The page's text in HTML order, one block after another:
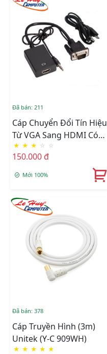
Đã bán: 211
Cáp Chuyển Đổi Tín Hiệu
Từ VGA Sang HDMI Có
Âm Thanh + Cáp Micro
USB Cấp Nguồn
★ ★ ★ ☆ ☆
150.000 đ
Mới 100%
Đã bán: 378
Cáp Truyền Hình (3m)
Unitek (Y-C 909WH)
★ ★ ★ ★ ★